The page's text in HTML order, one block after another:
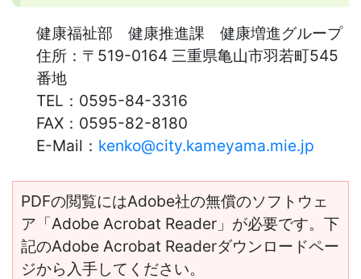
健康福祉部 健康推進課 健康増進グループ
住所： 〒519-0164 三重県亀山市羽若町545
番地
TEL： 0595-84-3316
FAX： 0595-82-8180
E-Mail： kenko@city.kameyama.mie.jp
PDFの閲覧にはAdobe社の無償のソフトウェ
ア「Adobe Acrobat Reader」が必要です。下
記のAdobe Acrobat Readerダウンロードペー
ジから入手してください。